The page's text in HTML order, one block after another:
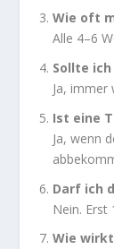
Wie oft
Alle 4–6
Sollte
Ja, immer
Ist eine
Ja, wenn
Darf ich
Nein. Erst
Wie